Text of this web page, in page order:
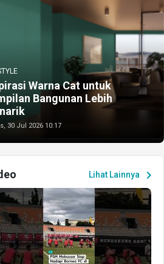
Warna Cat untuk
Bangunan Lebih
30 Jul 2026 10:17
Lihat Lainnya chevron_right